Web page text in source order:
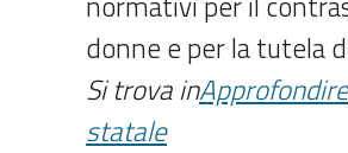
donne e per la tutela
Si trova inApprofondire
statale